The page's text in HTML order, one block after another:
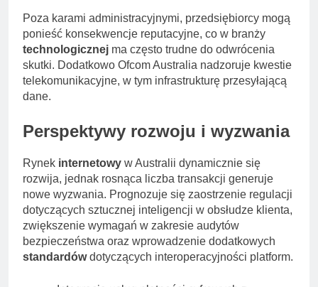
Poza karami administracyjnymi, przedsiębiorcy mogą
ponieść konsekwencje reputacyjne, co w branży
technologicznej ma często trudne do odwrócenia
skutki. Dodatkowo Ofcom Australia nadzoruje kwestie
telekomunikacyjne, w tym infrastrukturę przesyłającą
dane.
Perspektywy rozwoju i wyzwania
Rynek internetowy w Australii dynamicznie się
rozwija, jednak rosnąca liczba transakcji generuje
nowe wyzwania. Prognozuje się zaostrzenie regulacji
dotyczących sztucznej inteligencji w obsłudze klienta,
zwiększenie wymagań w zakresie audytów
bezpieczeństwa oraz wprowadzenie dodatkowych
standardówdotyczących interoperacyjności platform.